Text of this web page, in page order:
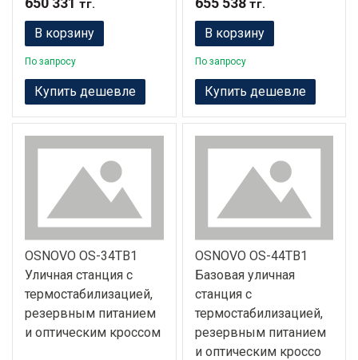
тг.
В корзину
По запросу
Купить дешевле
тг.
В корзину
По запросу
Купить дешевле
OSNOVO OS-34TB1
Уличная станция с
термостабилизацией,
резервным питанием
и оптическим кроссом
OSNOVO OS-44TB1
Базовая уличная
станция с
термостабилизацией,
резервным питанием
и оптическим кроссо